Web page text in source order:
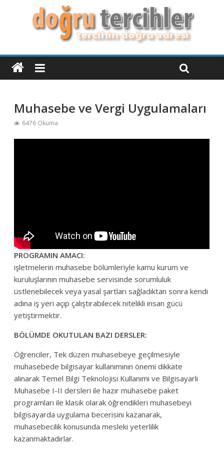
Muhasebe ve Vergi Uygulamaları
6476 Okuma
PROGRAMIN AMACI:
işletmelerin muhasebe bölümleriyle kamu kurum ve
kuruluşlarının muhasebe servisinde sorumluluk
üstlenebilecek veya yasal şartları sağladıktan sonra kendi
adına iş yeri açıp çalıştırabilecek nitelikli insan gücü
yetiştirmektir.
BÖLÜMDE OKUTULAN BAZI DERSLER:
Öğrenciler, Tek düzen muhasebeye geçilmesiyle
muhasebede bilgisayar kullanımının önemi dikkate
alınarak Temel Bilgi Teknolojisi Kullanımı ve Bilgisayarlı
Muhasebe I-II dersleri ile hazır muhasebe paket
programları ile klasik olarak öğrendikleri muhasebeyi
bilgisayarda uygulama becerisini kazanarak,
muhasebecilik konusunda mesleki yeterlilik
kazanmaktadırlar.